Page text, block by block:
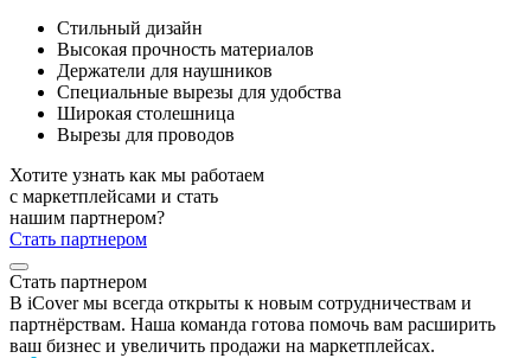
Стильный дизайн
Высокая прочность материалов
Держатели для наушников
Специальные вырезы для удобства
Широкая столешница
Вырезы для проводов
Хотите узнать как мы работаем
с маркетплейсами и стать
нашим партнером?
Стать партнером
Стать партнером
В iCover мы всегда открыты к новым сотрудничествам и
партнёрствам. Наша команда готова помочь вам расширить
ваш бизнес и увеличить продажи на маркетплейсах.